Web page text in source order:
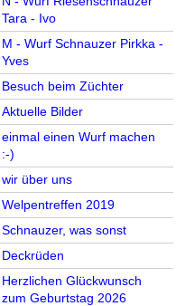
Tara - Ivo
M - Wurf Schnauzer Pirkka -
Yves
Besuch beim Züchter
Aktuelle Bilder
einmal einen Wurf machen
:-)
wir über uns
Welpentreffen 2019
Schnauzer, was sonst
Deckrüden
Herzlichen Glückwunsch
zum Geburtstag 2026